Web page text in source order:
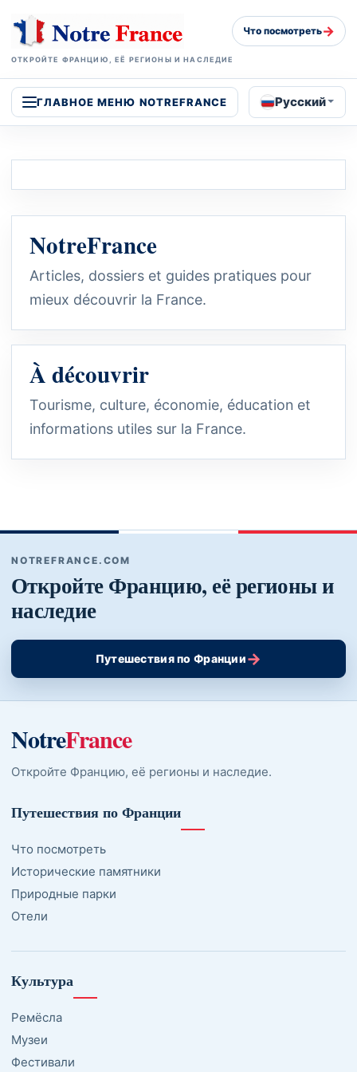
ОТКРОЙТЕ ФРАНЦИЮ, ЕЁ РЕГИОНЫ И НАСЛЕДИЕ
Что посмотреть→
ГЛАВНОЕ МЕНЮ NOTREFRANCE Русский
NotreFrance
Articles, dossiers et guides pratiques pour
mieux découvrir la France.
À découvrir
Tourisme, culture, économie, éducation et
informations utiles sur la France.
NOTREFRANCE.COM
Откройте Францию, её регионы и
наследие
Путешествия по Франции→
NotreFrance
Откройте Францию, её регионы и наследие.
Путешествия по Франции
Что посмотреть
Исторические памятники
Природные парки
Отели
Культура
Ремёсла
Музеи
Фестивали